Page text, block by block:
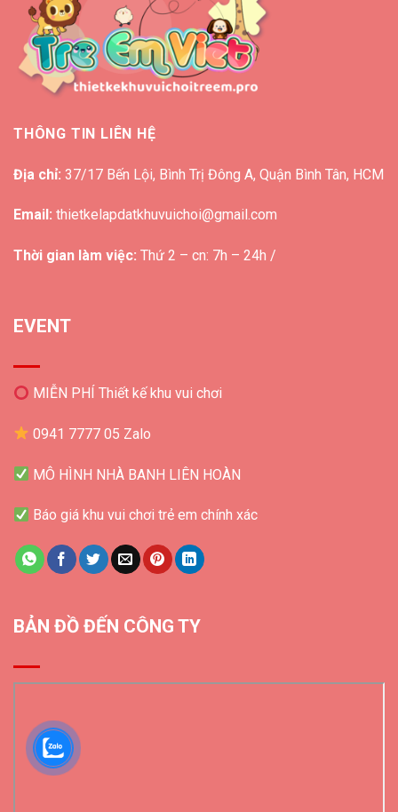
THÔNG TIN LIÊN HỆ
Địa chỉ: 37/17 Bến Lội, Bình Trị Đông A, Quận Bình Tân, HCM
Email: thietkelapdatkhuvuichoi@gmail.com
Thời gian làm việc: Thứ 2 – cn: 7h – 24h /
EVENT
MIỄN PHÍ Thiết kế khu vui chơi
0941 7777 05 Zalo
MÔ HÌNH NHÀ BANH LIÊN HOÀN
Báo giá khu vui chơi trẻ em chính xác
BẢN ĐỒ ĐẾN CÔNG TY